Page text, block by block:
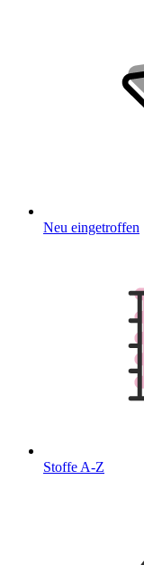
Neu eingetroffen
Stoffe A-Z